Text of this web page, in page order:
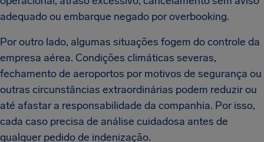
adequado ou embarque negado por overbooking.
Por outro lado, algumas situações fogem do controle da
empresa aérea. Condições climáticas severas,
fechamento de aeroportos por motivos de segurança ou
outras circunstâncias extraordinárias podem reduzir ou
até afastar a responsabilidade da companhia. Por isso,
cada caso precisa de análise cuidadosa antes de
qualquer pedido de indenização.